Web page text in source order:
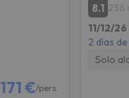
171 €/pers.
8.1 236
11/12/
2 días
Solo